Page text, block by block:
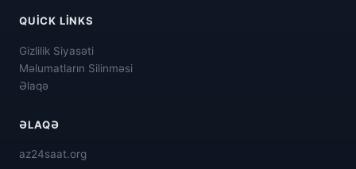
QUICK LINKS
Gizlilik Siyasəti
Məlumatların Silinməsi
Əlaqə
ƏLAQƏ
az24saat.org